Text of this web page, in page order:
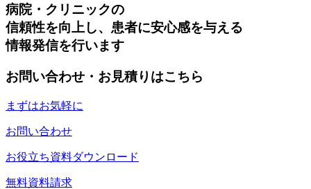
病院・クリニックの
信頼性を向上し、患者に安心感を与える
情報発信を行います
お問い合わせ・お見積りはこちら
まずはお気軽に
お問い合わせ
お役立ち資料ダウンロード
無料資料請求